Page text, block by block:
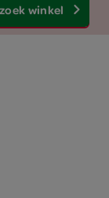
zoek winkel